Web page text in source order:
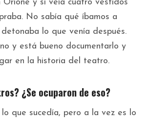
y si veía cuatro vestidos
No sabía qué íbamos a
lo que venía después.
y está bueno documentarlo y
en la historia del teatro.
¿Se ocuparon de eso?
que sucedía, pero a la vez es lo